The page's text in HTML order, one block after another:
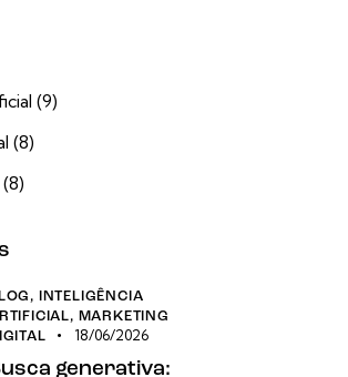
(9)
(8)
(8)
INTELIGÊNCIA
MARKETING
18/06/2026
generativa: